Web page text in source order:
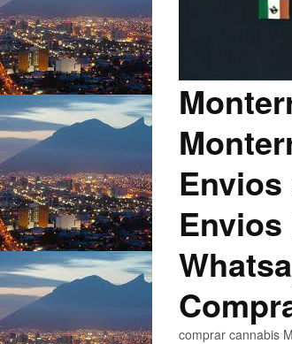
Envios
Envios
comprar cannabis